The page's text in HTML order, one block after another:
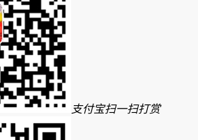
支付宝扫一扫打赏